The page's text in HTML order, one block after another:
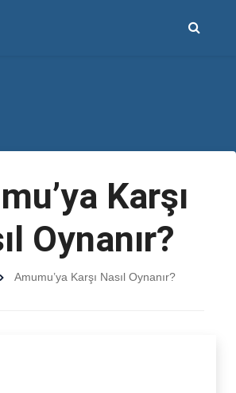
Karşı
Oynanır?
Amumu’ya Karşı Nasıl Oynanır?